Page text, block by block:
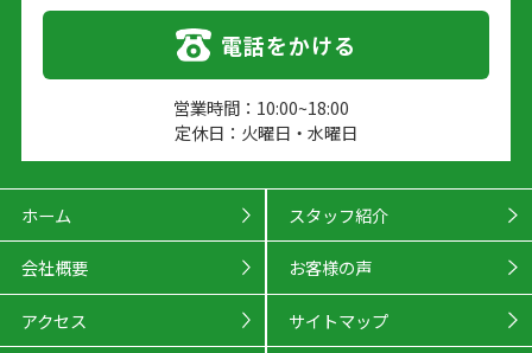
電話をかける
営業時間：10:00~18:00
定休日：火曜日・水曜日
ホーム スタッフ紹介
会社概要 お客様の声
アクセス サイトマップ